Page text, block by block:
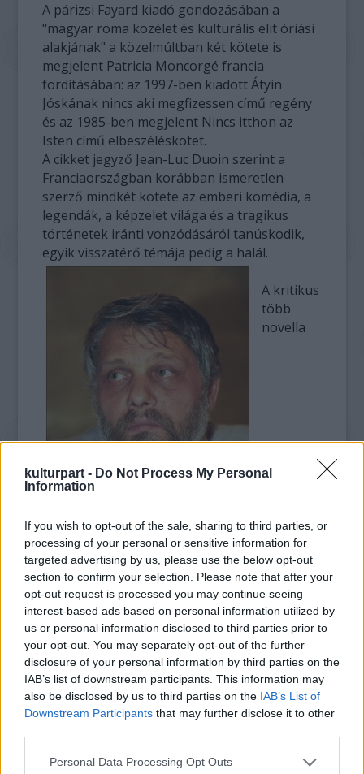
kulturpart - Do Not Process My Personal
Information
If you wish to opt-out of the sale, sharing to third parties, or
processing of your personal or sensitive information for
targeted advertising by us, please use the below opt-out
section to confirm your selection. Please note that after your
opt-out request is processed you may continue seeing
interest-based ads based on personal information utilized by
us or personal information disclosed to third parties prior to
your opt-out. You may separately opt-out of the further
disclosure of your personal information by third parties on the
IAB’s list of downstream participants. This information may
also be disclosed by us to third parties on the IAB’s List of
Downstream Participants that may further disclose it to other
Please note that this website/app uses one or more Google
Personal Data Processing Opt Outs
A párizsi Fayard kiadó gondozásában a
"magyar roma közélet és kulturális elit óriási
alakjának" a közelmúltban két kötete is
megjelent Patricia Moncorgé francia
fordításában: az 1997-ben kiadott Átyin
Jóskának nincs aki megfizessen című regény
és az 1985-ben megjelent Nincs itthon az
Isten című elbeszéléskötet.
A cikket jegyző Jean-Luc Duoin szerint a
Franciaországban korábban ismeretlen
szerző mindkét kötete az emberi komédia, a
legendák, a képzelet világa és a tragikus
történetek iránti vonzódásáról tanúskodik,
egyik visszatérő témája pedig a halál.
A kritikus
több
novella
történetét részletesen ismertetve megjegyzi,
hogy az elbeszéléskötet fájdalmas sorsok
tárháza a bebörtönzött férj miatt kiúttalan
helyzetbe került fiatal anya
prostituálódásától Budapest marginális
alakjain át a holokauszt áldozatainak
epizódjáig. Az élve koporsóba zárt és egy
szögesdróttal körülvett tóba dobott hős, az
"örök rab", Osztojkán Béla írásainak tipikus
alakja - hangsúlyozza Jean-Luc Duoin.